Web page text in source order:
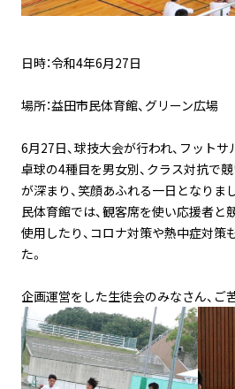
日時：令和4年6月27日
場所：益田市民体育館、グリーン広場
6月27日、球技大会が行われ、フットサ
卓球の4種目を男女別、クラス対抗で
が深まり、笑顔あふれる一日となりま
民体育館では、観客席を使い応援者と
使用したり、コロナ対策や熱中症対策
た。
企画運営をした生徒会のみなさん、ご